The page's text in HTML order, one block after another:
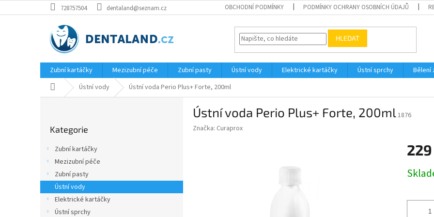
na
728757504 dentaland@seznam.cz OBCHODNÍ PODMÍNKY PODMÍNKY OCHRANY OSOBNÍCH ÚDAJŮ
HLEDAT
Zubní kartáčky Mezizubní péče Zubní pasty Ústní vody Elektrické kartáčky Ústní sprchy Bělení
Domů Ústní vody Ústní voda Perio Plus+ Forte, 200ml
kategorie
Kategorie
Zubní kartáčky
Mezizubní péče
Zubní pasty
Ústní vody
Elektrické kartáčky
Ústní sprchy
Ústní voda Perio Plus+ Forte, 200ml1876
Značka: Curaprox
cena: